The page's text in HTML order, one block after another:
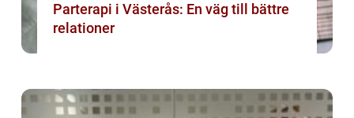
Parterapi i Västerås: En väg till bättre
relationer